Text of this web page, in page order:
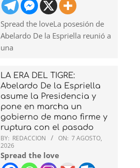
Spread the loveLa posesión de
Abelardo De la Espriella reunió a
una
LA ERA DEL TIGRE:
Abelardo De la Espriella
asume la Presidencia y
pone en marcha un
gobierno de mano firme y
ruptura con el pasado
BY: REDACCION ON: 7 AGOSTO,
2026
Spread the love